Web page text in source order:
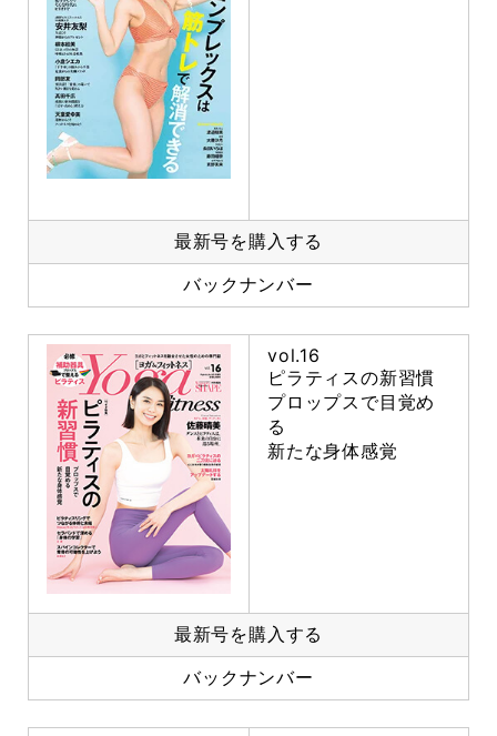
最新号を購入する
バックナンバー
vol.16
ピラティスの新習慣
プロップスで目覚め
る
新たな身体感覚
最新号を購入する
バックナンバー